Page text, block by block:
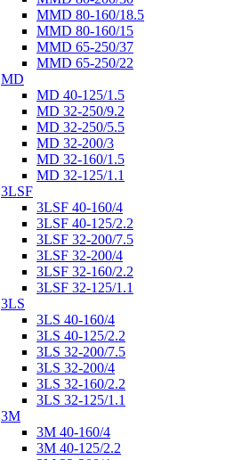
MMD 80-160/18.5
MMD 80-160/15
MMD 65-250/37
MMD 65-250/22
MD
MD 40-125/1.5
MD 32-250/9.2
MD 32-250/5.5
MD 32-200/3
MD 32-160/1.5
MD 32-125/1.1
3LSF
3LSF 40-160/4
3LSF 40-125/2.2
3LSF 32-200/7.5
3LSF 32-200/4
3LSF 32-160/2.2
3LSF 32-125/1.1
3LS
3LS 40-160/4
3LS 40-125/2.2
3LS 32-200/7.5
3LS 32-200/4
3LS 32-160/2.2
3LS 32-125/1.1
3M
3M 40-160/4
3M 40-125/2.2